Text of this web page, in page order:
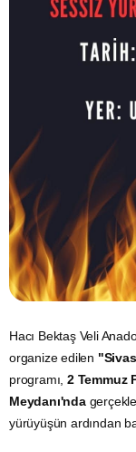
Hacı Bektaş Veli
organize edilen
programı, 2 Temmuz
Meydanı'nda
yürüyüşün ardından